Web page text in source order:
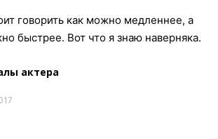
говорить как можно медленнее, а
быстрее. Вот что я знаю наверняка.
актера